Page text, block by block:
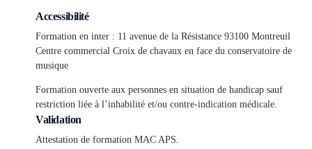
Accessibilité
Formation en inter : 11 avenue de la Résistance 93100 Montreuil
Centre commercial Croix de chavaux en face du conservatoire de
musique
Formation ouverte aux personnes en situation de handicap sauf
restriction liée à l’inhabilité et/ou contre-indication médicale.
Validation
Attestation de formation MAC APS.